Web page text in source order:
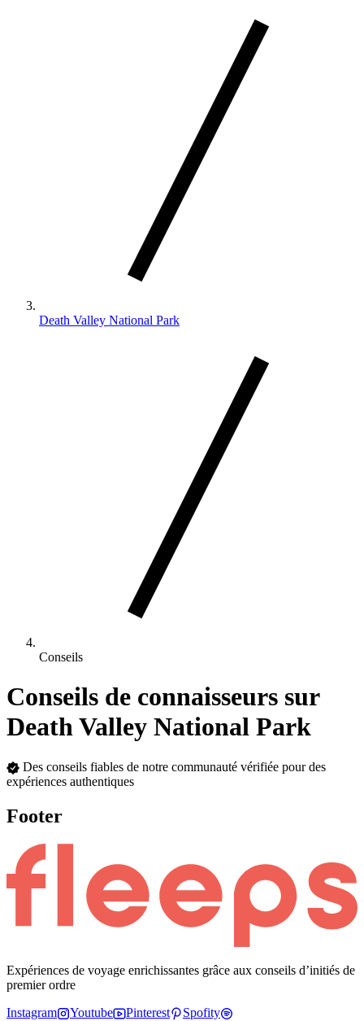
Death Valley National Park
Conseils
Conseils de connaisseurs sur
Death Valley National Park
Des conseils fiables de notre communauté vérifiée pour des
expériences authentiques
Footer
Expériences de voyage enrichissantes grâce aux conseils d’initiés de
premier ordre
Instagram
Youtube Pinterest Spofity